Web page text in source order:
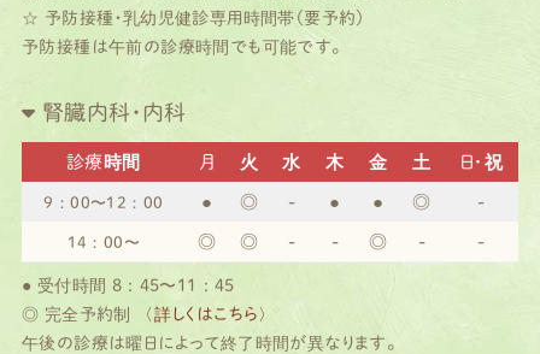
☆ 予防接種・乳幼児健診専用時間帯（要予約）
予防接種は午前の診療時間でも可能です。
腎臓内科・内科
診療時間 月 火 水 木 金 土 日・祝
9：00〜12：00 ● ◎ - ● ● ◎ -
14：00〜 ◎ ◎ - - ◎ - -
● 受付時間 8：45〜11：45
◎ 完全予約制
〈詳しくはこちら〉
午後の診療は曜日によって終了時間が異なります。